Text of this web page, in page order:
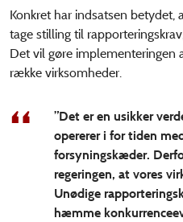
Konkret har indsatsen betydet,
tage stilling til
Det vil gøre implementeringen
række virksomheder.
”Det er en usikker
opererer i for tiden
forsyningskæder.
regeringen, at vores
Unødige
hæmme